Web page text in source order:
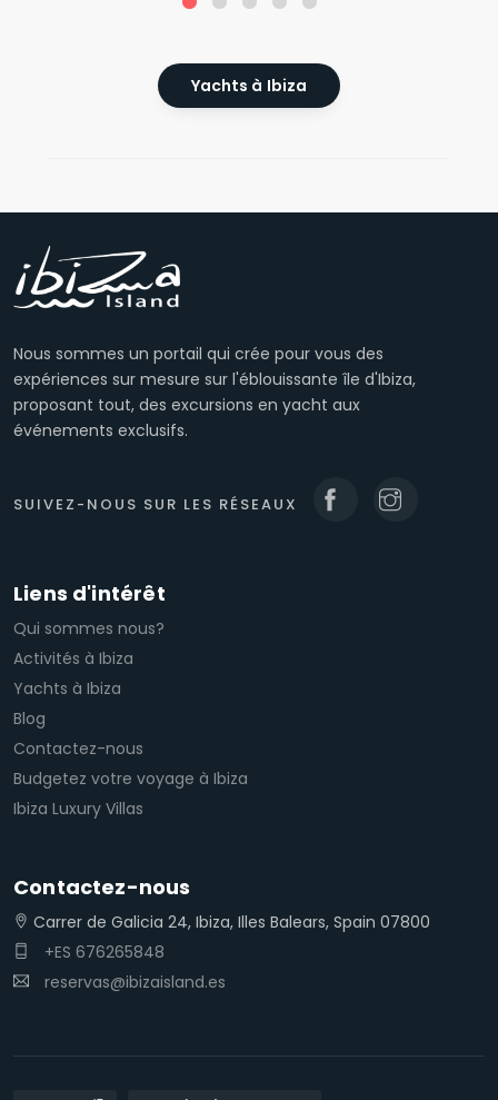
Yachts à Ibiza
Nous sommes un portail qui crée pour vous des
expériences sur mesure sur l'éblouissante île d'Ibiza,
proposant tout, des excursions en yacht aux
événements exclusifs.
SUIVEZ-NOUS SUR LES RÉSEAUX
Liens d'intérêt
Qui sommes nous?
Activités à Ibiza
Yachts à Ibiza
Blog
Contactez-nous
Budgetez votre voyage à Ibiza
Ibiza Luxury Villas
Contactez-nous
Carrer de Galicia 24, Ibiza, Illes Balears, Spain 07800
+ES 676265848
reservas@ibizaisland.es